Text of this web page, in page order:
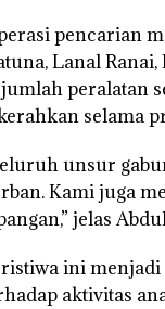
pencarian
Lanal
peralatan
selama
unsur
Kami juga
jelas
ini menjadi
aktivitas